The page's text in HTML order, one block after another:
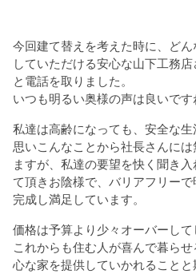
今回建て替えを考えた時に、ど
していただける安心な山下工務
と電話を取りました。
いつも明るい奥様の声は良いです
私達は高齢になっても、安全な
思いこんなことから社長さんに
ますが、私達の要望を快く聞き
て頂きお陰様で、バリアフリー
完成し満足しています。
価格は予算より少々オーバーし
これからも住む人が喜んで暮ら
心な家を提供していかれること